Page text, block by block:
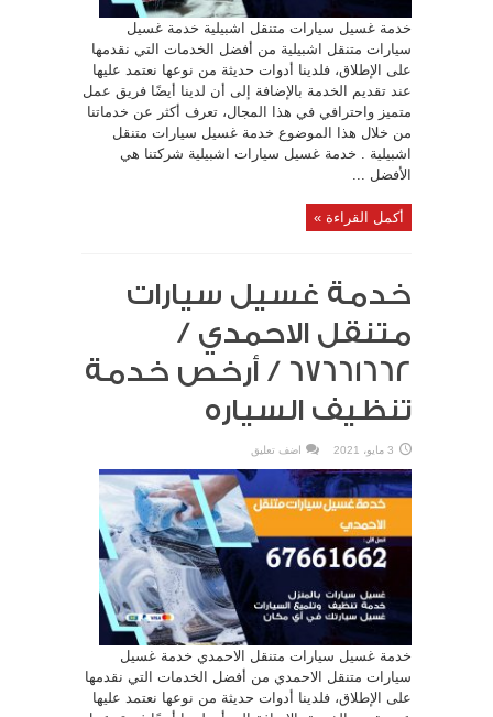
خدمة غسيل سيارات متنقل اشبيلية خدمة غسيل
سيارات متنقل اشبيلية من أفضل الخدمات التي نقدمها
على الإطلاق، فلدينا أدوات حديثة من نوعها نعتمد عليها
عند تقديم الخدمة بالإضافة إلى أن لدينا أيضًا فريق عمل
متميز واحترافي في هذا المجال، تعرف أكثر عن خدماتنا
من خلال هذا الموضوع خدمة غسيل سيارات متنقل
اشبيلية . خدمة غسيل سيارات اشبيلية شركتنا هي
الأفضل ...
أكمل القراءة »
خدمة غسيل سيارات
متنقل الاحمدي /
67661662 / أرخص خدمة
تنظيف السياره
3 مايو، 2021 اضف تعليق
خدمة غسيل سيارات متنقل الاحمدي خدمة غسيل
سيارات متنقل الاحمدي من أفضل الخدمات التي نقدمها
على الإطلاق، فلدينا أدوات حديثة من نوعها نعتمد عليها